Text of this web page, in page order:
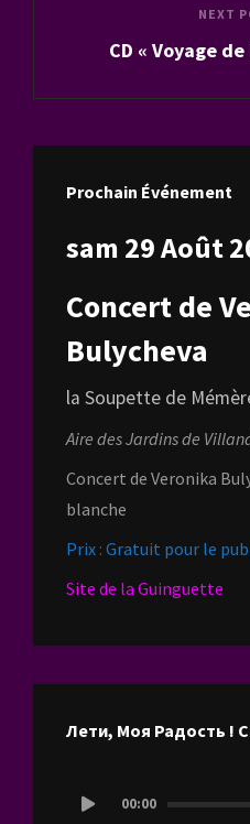
NEXT
CD « Voyage
Prochain Événement
sam 29 Août
Concert de
Bulycheva
la Soupette de
Aire des Jardins de
Concert de Veronika
blanche
Prix : Gratuit pour le
Site de la Guinguette
Лети, Моя Радость !
audio
00:00